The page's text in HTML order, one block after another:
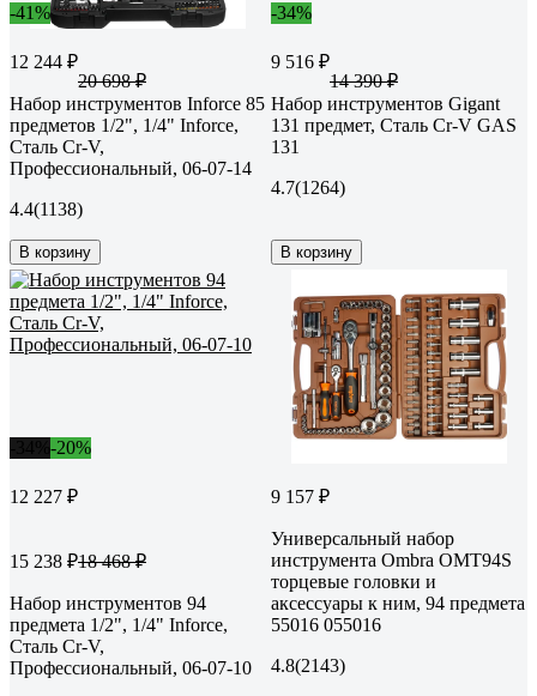
-41%
12 244 ₽
20 698 ₽
Набор инструментов Inforce 85
предметов 1/2", 1/4" Inforce,
Сталь Cr-V,
Профессиональный, 06-07-14
4.4(1138)
В корзину
-34%
9 516 ₽
14 390 ₽
Набор инструментов Gigant
131 предмет, Сталь Cr-V GAS
131
4.7(1264)
В корзину
-20%
12 227 ₽
15 238 ₽18 468 ₽
Набор инструментов 94
предмета 1/2", 1/4" Inforce,
Сталь Cr-V,
Профессиональный, 06-07-10
9 157 ₽
Универсальный набор
инструмента Ombra OMT94S
торцевые головки и
аксессуары к ним, 94 предмета
55016 055016
4.8(2143)